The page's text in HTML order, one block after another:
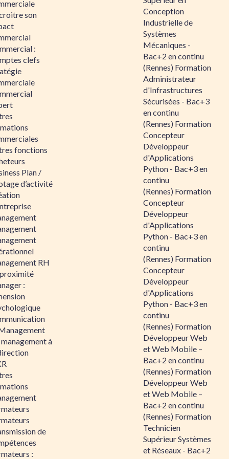
son
:
clefs
fonctions
Plan /
d’activité
RH
:
à
de
:
Conception
Industrielle de
Systèmes
Mécaniques -
Bac+2 en continu
(Rennes) Formation
Administrateur
d'Infrastructures
Sécurisées - Bac+3
en continu
(Rennes) Formation
Concepteur
Développeur
d'Applications
Python - Bac+3 en
continu
(Rennes) Formation
Concepteur
Développeur
d'Applications
Python - Bac+3 en
continu
(Rennes) Formation
Concepteur
Développeur
d'Applications
Python - Bac+3 en
continu
(Rennes) Formation
Développeur Web
et Web Mobile –
Bac+2 en continu
(Rennes) Formation
Développeur Web
et Web Mobile –
Bac+2 en continu
(Rennes) Formation
Technicien
Supérieur Systèmes
et Réseaux - Bac+2